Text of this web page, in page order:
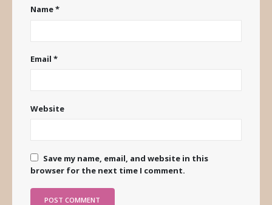
Name*
Email *
Website
Save my name, email, and website in this
browser for the next time I comment.